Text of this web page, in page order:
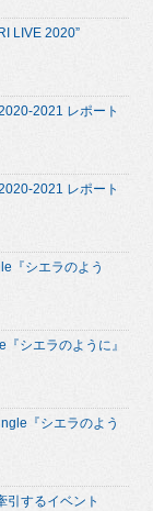
LIVE 2020”
2021 レポート
2021 レポート
『シエラのよう
シエラのように』
『シエラのよう
引するイベント